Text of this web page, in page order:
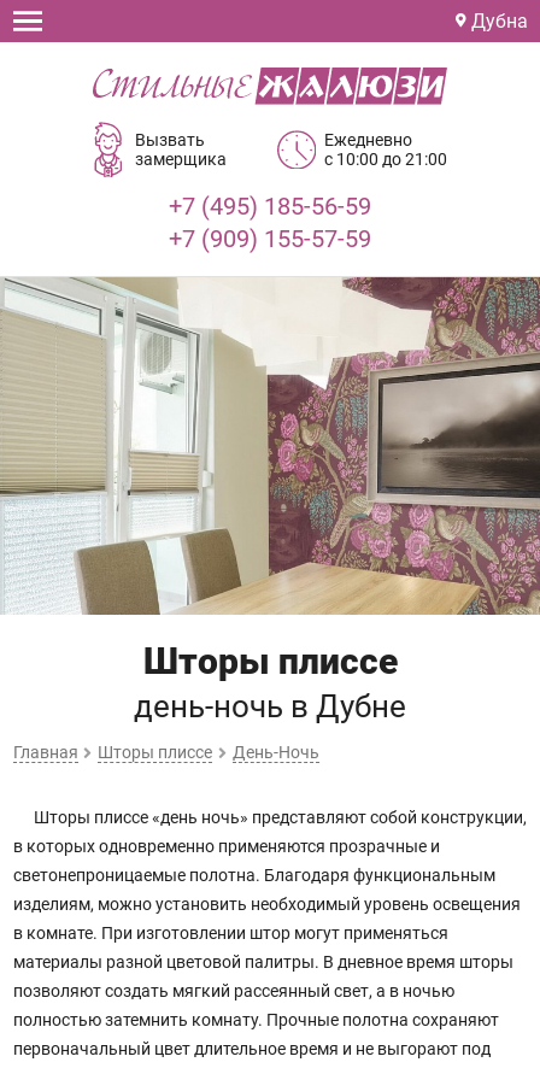
Дубна
Вызвать
замерщика
Ежедневно
с 10:00 до 21:00
+7 (495) 185-56-59
+7 (909) 155-57-59
Шторы плиссе
день-ночь в Дубне
Главная Шторы плиссе День-Ночь
Шторы плиссе «день ночь» представляют собой конструкции,
в которых одновременно применяются прозрачные и
светонепроницаемые полотна. Благодаря функциональным
изделиям, можно установить необходимый уровень освещения
в комнате. При изготовлении штор могут применяться
материалы разной цветовой палитры. В дневное время шторы
позволяют создать мягкий рассеянный свет, а в ночью
полностью затемнить комнату. Прочные полотна сохраняют
первоначальный цвет длительное время и не выгорают под